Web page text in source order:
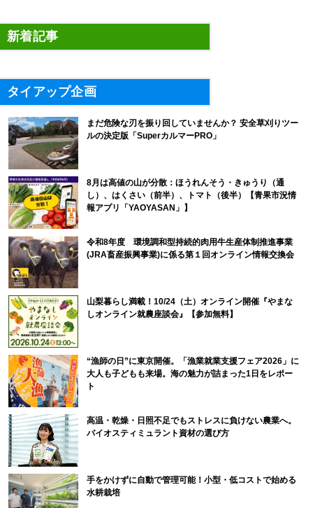
新着記事
タイアップ企画
まだ危険な刃を振り回していませんか？ 安全草刈りツー
ルの決定版「SuperカルマーPRO」
8月は高値の山が分散：ほうれんそう・きゅうり（通
し）、はくさい（前半）、トマト（後半）【青果市況情
報アプリ「YAOYASAN」】
令和8年度 環境調和型持続的肉用牛生産体制推進事業
(JRA畜産振興事業)に係る第１回オンライン情報交換会
山梨暮らし満載！10/24（土）オンライン開催『やまな
しオンライン就農座談会』【参加無料】
“漁師の日”に東京開催。「漁業就業支援フェア2026」に
大人も子どもも来場。海の魅力が詰まった1日をレポー
ト
高温・乾燥・日照不足でもストレスに負けない農業へ。
バイオスティミュラント資材の選び方
手をかけずに自動で管理可能！小型・低コストで始める
水耕栽培